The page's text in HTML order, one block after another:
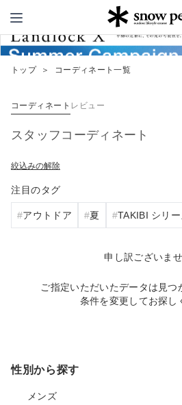
Snow Peak
トップ ＞ コーディネート一覧
コーディネート レビュー
スタッフコーディネート
絞込みの解除
注目のタグ
アウトドア 夏 TAKIBI シリ
申し訳ございませ
ご指定いただいたデータは見つ
条件を変更してお探し
性別から探す
メンズ